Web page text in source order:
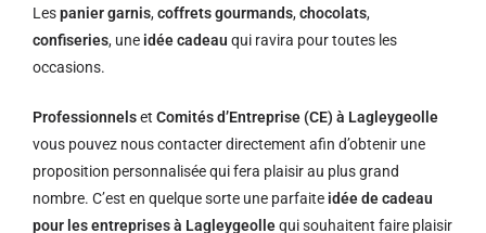
Lespanier garnis,coffrets gourmands,chocolats,
confiseries, une idée cadeau qui ravira pour toutes les
occasions.
Professionnelset Comités d’Entreprise (CE) à Lagleygeolle
vous pouvez nous contacter directement afin d’obtenir une
proposition personnalisée qui fera plaisir au plus grand
nombre. C’est en quelque sorte une parfaite idée de cadeau
pour les entreprises à Lagleygeollequi souhaitent faire plaisir